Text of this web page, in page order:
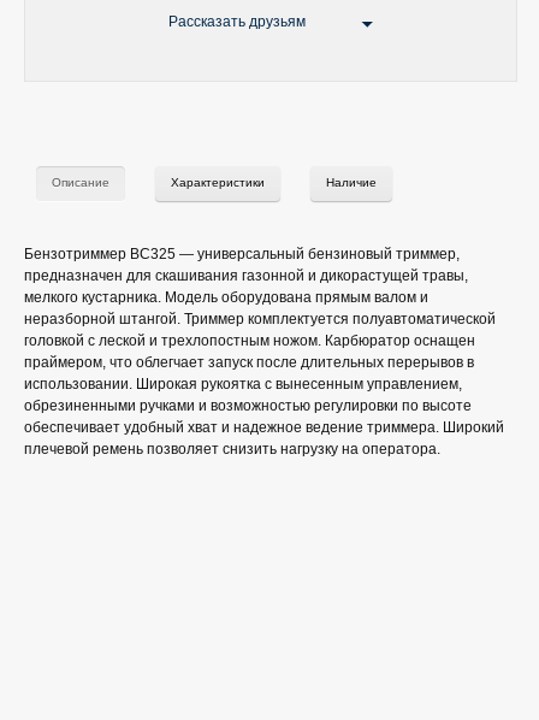
Рассказать друзьям
Описание Характеристики Наличие
Бензотриммер BC325 — универсальный бензиновый триммер,
предназначен для скашивания газонной и дикорастущей травы,
мелкого кустарника. Модель оборудована прямым валом и
неразборной штангой. Триммер комплектуется полуавтоматической
головкой с леской и трехлопостным ножом. Карбюратор оснащен
праймером, что облегчает запуск после длительных перерывов в
использовании. Широкая рукоятка с вынесенным управлением,
обрезиненными ручками и возможностью регулировки по высоте
обеспечивает удобный хват и надежное ведение триммера. Широкий
плечевой ремень позволяет снизить нагрузку на оператора.